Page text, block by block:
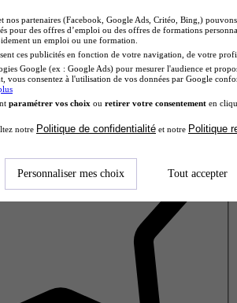
et nos partenaires (Facebook, Google Ads, Critéo, Bing,)
pour des offres d’emploi ou des offres de formations
un emploi ou une formation.
ces publicités en fonction de votre navigation, de votre
Google (ex : Google Ads) pour mesurer l'audience et
vous consentez à l'utilisation de vos données par Google
paramétrer vos choix ou retirer votre consentement en
notre Politique de confidentialité et notre Politique
Personnaliser mes choix Tout accepter